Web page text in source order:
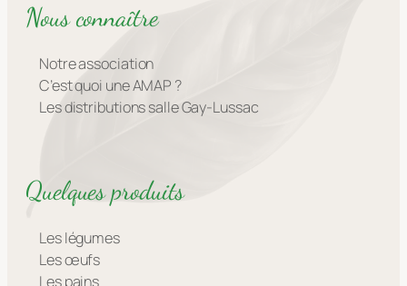
Nous connaître
Notre association
C’est quoi une AMAP ?
Les distributions salle Gay-Lussac
Quelques produits
Les légumes
Les œufs
Les pains